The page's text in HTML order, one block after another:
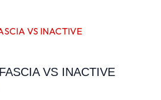
VS INACTIVE